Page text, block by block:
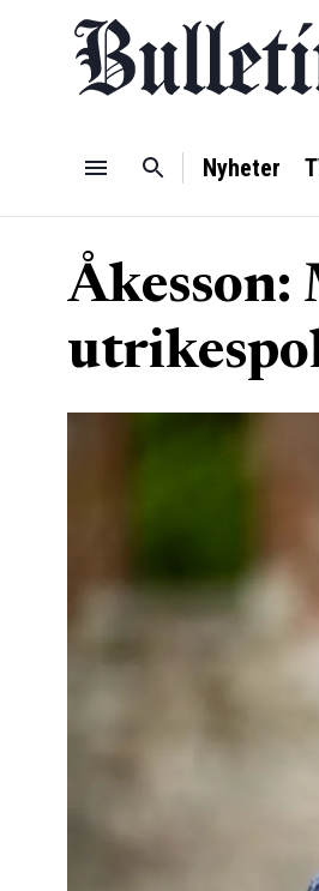
Nyheter
Åkesson: